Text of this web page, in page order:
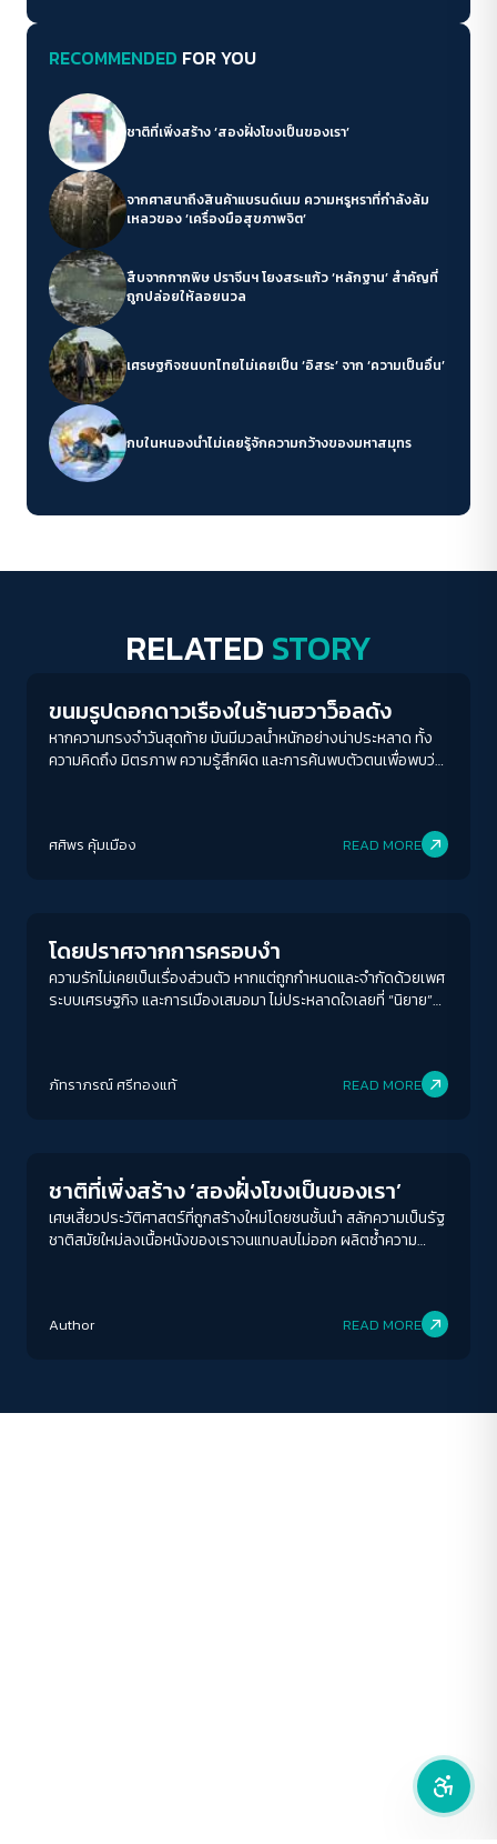
RECOMMENDED FOR YOU
ชาติที่เพิ่งสร้าง ‘สองฝั่งโขงเป็นของเรา’
จากศาสนาถึงสินค้าแบรนด์เนม ความหรูหราที่กำลังล้ม
เหลวของ ‘เครื่องมือสุขภาพจิต’
สืบจากกากพิษ ปราจีนฯ โยงสระแก้ว ‘หลักฐาน’ สำคัญที่
ถูกปล่อยให้ลอยนวล
เศรษฐกิจชนบทไทยไม่เคยเป็น ‘อิสระ’ จาก ‘ความเป็นอื่น’
กบในหนองน้ำไม่เคยรู้จักความกว้างของมหาสมุทร
RELATED STORY
ขนมรูปดอกดาวเรืองในร้านฮวาว็อลดัง
หากความทรงจำวันสุดท้าย มันมีมวลน้ำหนักอย่างน่าประหลาด ทั้ง
ความคิดถึง มิตรภาพ ความรู้สึกผิด และการค้นพบตัวตนเพื่อพบว่า
ศศิพร คุ้มเมือง READ MORE
โดยปราศจากการครอบงำ
ความรักไม่เคยเป็นเรื่องส่วนตัว หากแต่ถูกกำหนดและจำกัดด้วยเพศ
ระบบเศรษฐกิจ และการเมืองเสมอมา ไม่ประหลาดใจเลยที่ “นิยาย”
ภัทราภรณ์ ศรีทองแท้ READ MORE
ชาติที่เพิ่งสร้าง ‘สองฝั่งโขงเป็นของเรา’
เศษเสี้ยวประวัติศาสตร์ที่ถูกสร้างใหม่โดยชนชั้นนำ สลักความเป็นรัฐ
ชาติสมัยใหม่ลงเนื้อหนังของเราจนแทบลบไม่ออก ผลิตซ้ำความ
Author READ MORE
ระยะห่างข้อความ
ปกติ มาก มากที่สุด
Deutan Tritan